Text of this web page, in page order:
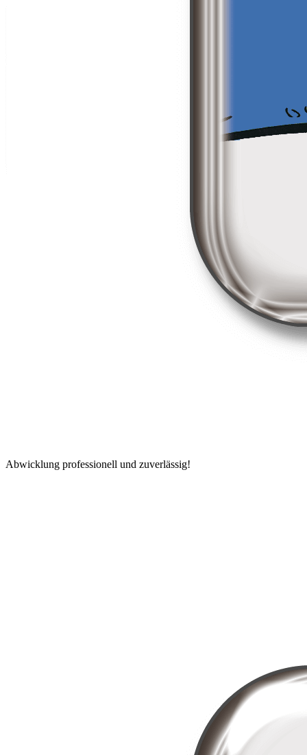
Abwicklung professionell und zuverlässig!